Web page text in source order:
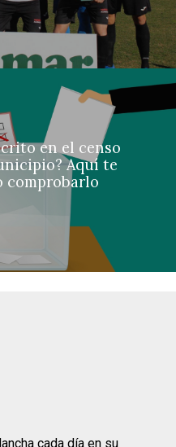
en el censo
Aquí te
comprobarlo
cada día en su